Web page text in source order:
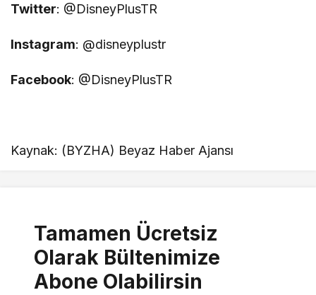
Twitter: @DisneyPlusTR
Instagram: @disneyplustr
Facebook: @DisneyPlusTR
Kaynak: (BYZHA) Beyaz Haber Ajansı
Tamamen Ücretsiz
Olarak Bültenimize
Abone Olabilirsin